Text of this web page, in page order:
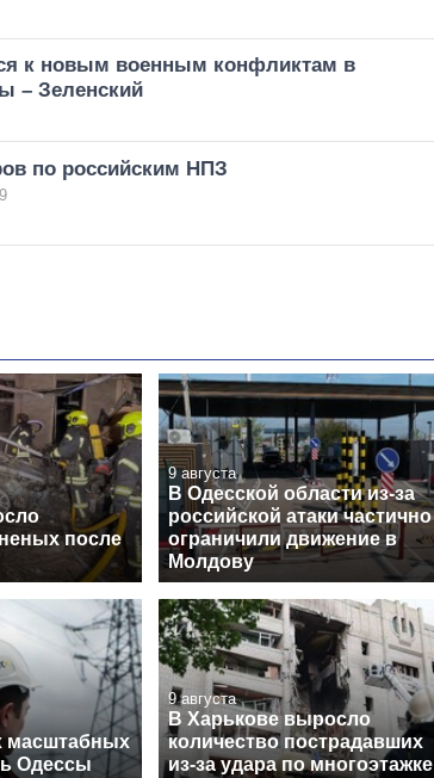
к новым военным конфликтам в
– Зеленский
по российским НПЗ
после
9 августа
В Одесской области из-за
российской атаки частично
ограничили движение в
Молдову
масштабных
Одессы
9 августа
В Харькове выросло
количество пострадавших
из-за удара по многоэтажке